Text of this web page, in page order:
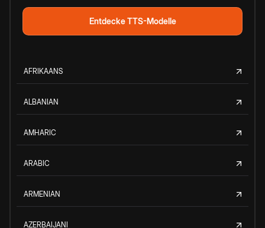
Entdecke TTS-Modelle
AFRIKAANS
ALBANIAN
AMHARIC
ARABIC
ARMENIAN
AZERBAIJANI